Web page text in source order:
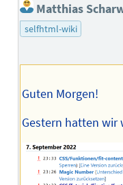
Matthias
selfhtml-wiki
Guten Morgen!
Gestern hatten wir